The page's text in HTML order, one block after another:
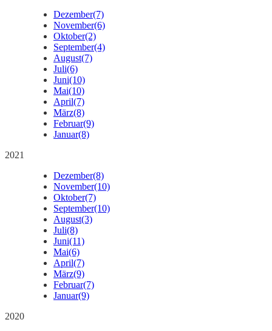
Dezember(7)
November(6)
Oktober(2)
September(4)
August(7)
Juli(6)
Juni(10)
Mai(10)
April(7)
März(8)
Februar(9)
Januar(8)
2021
Dezember(8)
November(10)
Oktober(7)
September(10)
August(3)
Juli(8)
Juni(11)
Mai(6)
April(7)
März(9)
Februar(7)
Januar(9)
2020